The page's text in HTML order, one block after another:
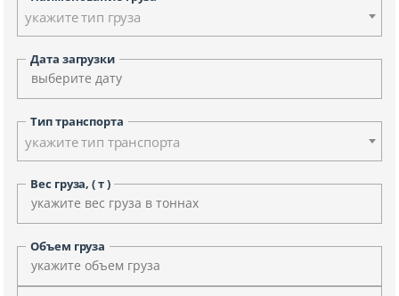
укажите тип груза
Дата загрузки
Тип транспорта
укажите тип транспорта
Вес груза, ( т )
Объем груза